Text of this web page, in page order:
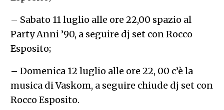
– Sabato 11 luglio alle ore 22,00 spazio al
Party Anni ’90, a seguire dj set con Rocco
Esposito;
– Domenica 12 luglio alle ore 22, 00 c’è la
musica di Vaskom, a seguire chiude dj set con
Rocco Esposito.